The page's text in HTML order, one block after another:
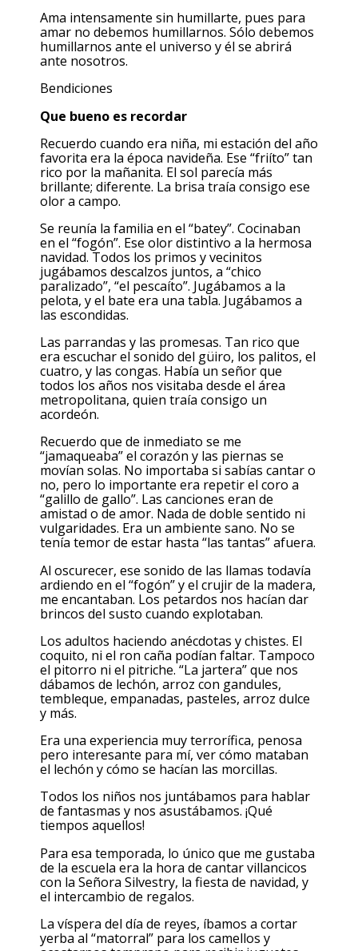
Ama intensamente sin humillarte, pues para
amar no debemos humillarnos. Sólo debemos
humillarnos ante el universo y él se abrirá
ante nosotros.
Bendiciones
Que bueno es recordar
Recuerdo cuando era niña, mi estación del año
favorita era la época navideña. Ese “friíto” tan
rico por la mañanita. El sol parecía más
brillante; diferente. La brisa traía consigo ese
olor a campo.
Se reunía la familia en el “batey”. Cocinaban
en el “fogón”. Ese olor distintivo a la hermosa
navidad. Todos los primos y vecinitos
jugábamos descalzos juntos, a “chico
paralizado”, “el pescaíto”. Jugábamos a la
pelota, y el bate era una tabla. Jugábamos a
las escondidas.
Las parrandas y las promesas. Tan rico que
era escuchar el sonido del güiro, los palitos, el
cuatro, y las congas. Había un señor que
todos los años nos visitaba desde el área
metropolitana, quien traía consigo un
acordeón.
Recuerdo que de inmediato se me
“jamaqueaba” el corazón y las piernas se
movían solas. No importaba si sabías cantar o
no, pero lo importante era repetir el coro a
“galillo de gallo”. Las canciones eran de
amistad o de amor. Nada de doble sentido ni
vulgaridades. Era un ambiente sano. No se
tenía temor de estar hasta “las tantas” afuera.
Al oscurecer, ese sonido de las llamas todavía
ardiendo en el “fogón” y el crujir de la madera,
me encantaban. Los petardos nos hacían dar
brincos del susto cuando explotaban.
Los adultos haciendo anécdotas y chistes. El
coquito, ni el ron caña podían faltar. Tampoco
el pitorro ni el pitriche. “La jartera” que nos
dábamos de lechón, arroz con gandules,
tembleque, empanadas, pasteles, arroz dulce
y más.
Era una experiencia muy terrorífica, penosa
pero interesante para mí, ver cómo mataban
el lechón y cómo se hacían las morcillas.
Todos los niños nos juntábamos para hablar
de fantasmas y nos asustábamos. ¡Qué
tiempos aquellos!
Para esa temporada, lo único que me gustaba
de la escuela era la hora de cantar villancicos
con la Señora Silvestry, la fiesta de navidad, y
el intercambio de regalos.
La víspera del día de reyes, íbamos a cortar
yerba al “matorral” para los camellos y